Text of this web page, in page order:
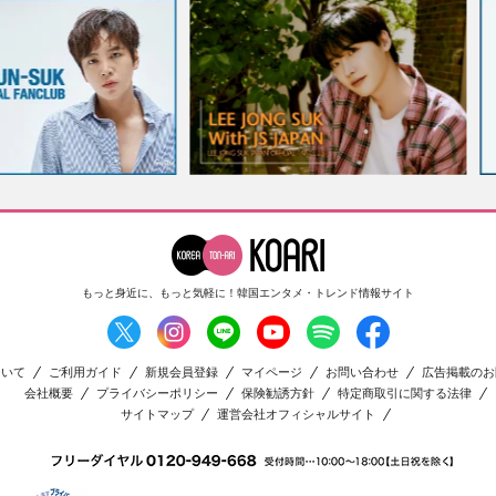
もっと身近に、もっと気軽に！ 韓国エンタメ・トレンド情報サイト
て ご利用ガイド 新規会員登録 マイページ お問い合わせ
広告掲載の
会社概要
プライバシーポリシー 保険勧誘方針
特定商取引に関する法律
サイトマップ
運営会社オフィシャルサイト